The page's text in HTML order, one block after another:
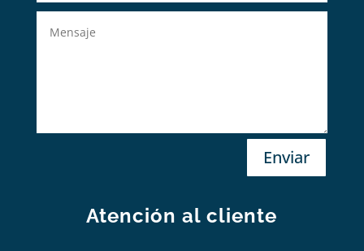
Enviar
Atención al cliente